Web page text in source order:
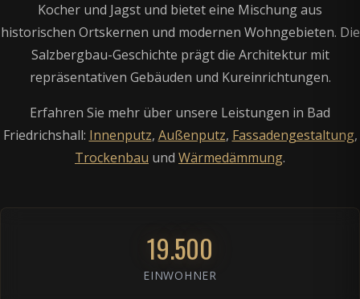
Kocher und Jagst und bietet eine Mischung aus
historischen Ortskernen und modernen Wohngebieten. Die
Salzbergbau-Geschichte prägt die Architektur mit
repräsentativen Gebäuden und Kureinrichtungen.
Erfahren Sie mehr über unsere Leistungen in Bad
Friedrichshall: Innenputz, Außenputz, Fassadengestaltung,
Trockenbau und Wärmedämmung.
19.500
EINWOHNER